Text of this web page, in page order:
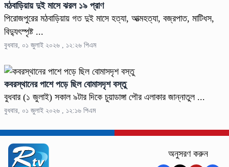
মঠবাড়িয়ায় দুই মাসে ঝরল ১৯ প্রাণ
পিরোজপুরের মঠবাড়িয়ায় গত দুই মাসে হত্যা, আত্মহত্যা, বজ্রপাত, মাটিধস,
বিদ্যুৎস্পৃষ্ট ...
বুধবার, ০১ জুলাই ২০২৬ , ১২:২৬ পিএম
কবরস্থানের পাশে পড়ে ছিল বোমাসদৃশ বস্তু
বুধবার (১ জুলাই) সকাল ৯টার দিকে চুয়াডাঙ্গা পৌর এলাকার জান্নাতুল ...
বুধবার, ০১ জুলাই ২০২৬ , ১২:১৬ পিএম
অনুসরণ করুন